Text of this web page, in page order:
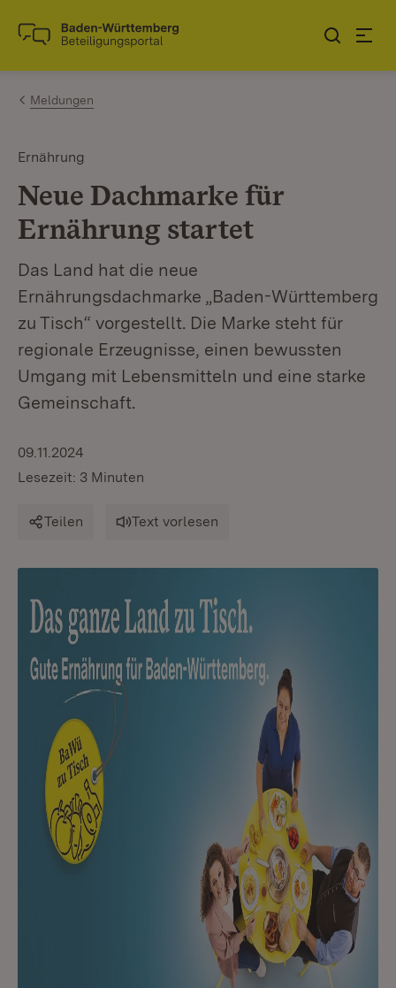
Zum Inhalt springen
Link zur Startseite
Meldungen
Ernährung
Neue Dachmarke für
Ernährung startet
Das Land hat die neue
Ernährungsdachmarke „Baden-Württemberg
zu Tisch“ vorgestellt. Die Marke steht für
regionale Erzeugnisse, einen bewussten
Umgang mit Lebensmitteln und eine starke
Gemeinschaft.
09.11.2024
Lesezeit: 3 Minuten
Teilen Text vorlesen